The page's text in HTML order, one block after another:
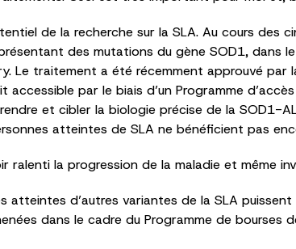
de la recherche sur la SLA. Au cours des
des mutations du gène SOD1, dans
Le traitement a été récemment approuvé par
accessible par le biais d’un Programme
et cibler la biologie précise de la SOD1-
atteintes de SLA ne bénéficient pas
ralenti la progression de la maladie et même
atteintes d’autres variantes de la SLA
dans le cadre du Programme de bourses